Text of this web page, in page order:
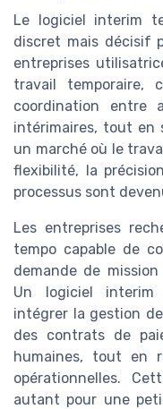
Le logiciel interim
discret mais décisif
entreprises
travail temporaire,
coordination entre
intérimaires, tout en
un marché où le
flexibilité, la
processus sont
Les entreprises
tempo capable de
demande de
Un logiciel
intégrer la gestion
des contrats de
humaines, tout en
opérationnelles.
autant pour une